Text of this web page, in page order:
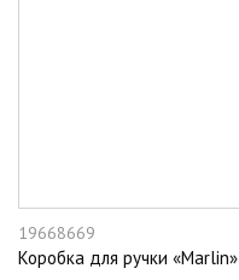
19668669
Коробка для ручки «Marlin»